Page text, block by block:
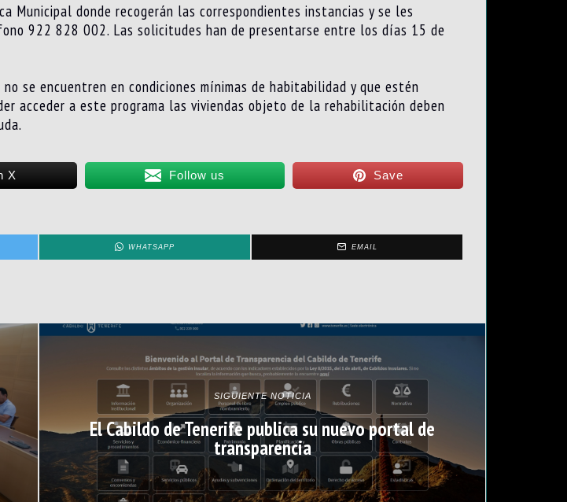
Municipal donde recogerán las correspondientes instancias y se les
922 828 002. Las solicitudes han de presentarse entre los días 15 de
se encuentren en condiciones mínimas de habitabilidad y que estén
acceder a este programa las viviendas objeto de la rehabilitación deben
X Follow us Save
WHATSAPP EMAIL
SIGUIENTE NOTICIA
El Cabildo de Tenerife publica su nuevo portal de
transparencia